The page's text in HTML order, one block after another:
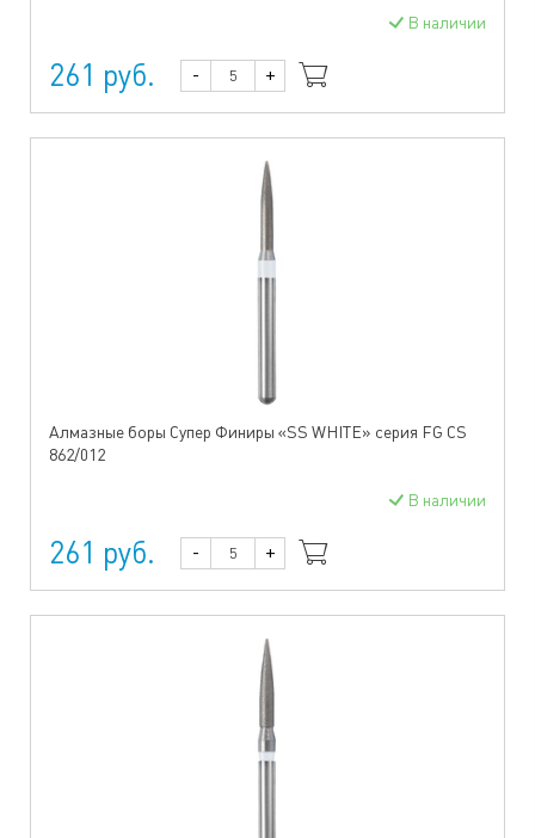
В наличии
261 руб. - +
Алмазные боры Супер Финиры «SS WHITE» серия FG CS
862/012
В наличии
261 руб. - +